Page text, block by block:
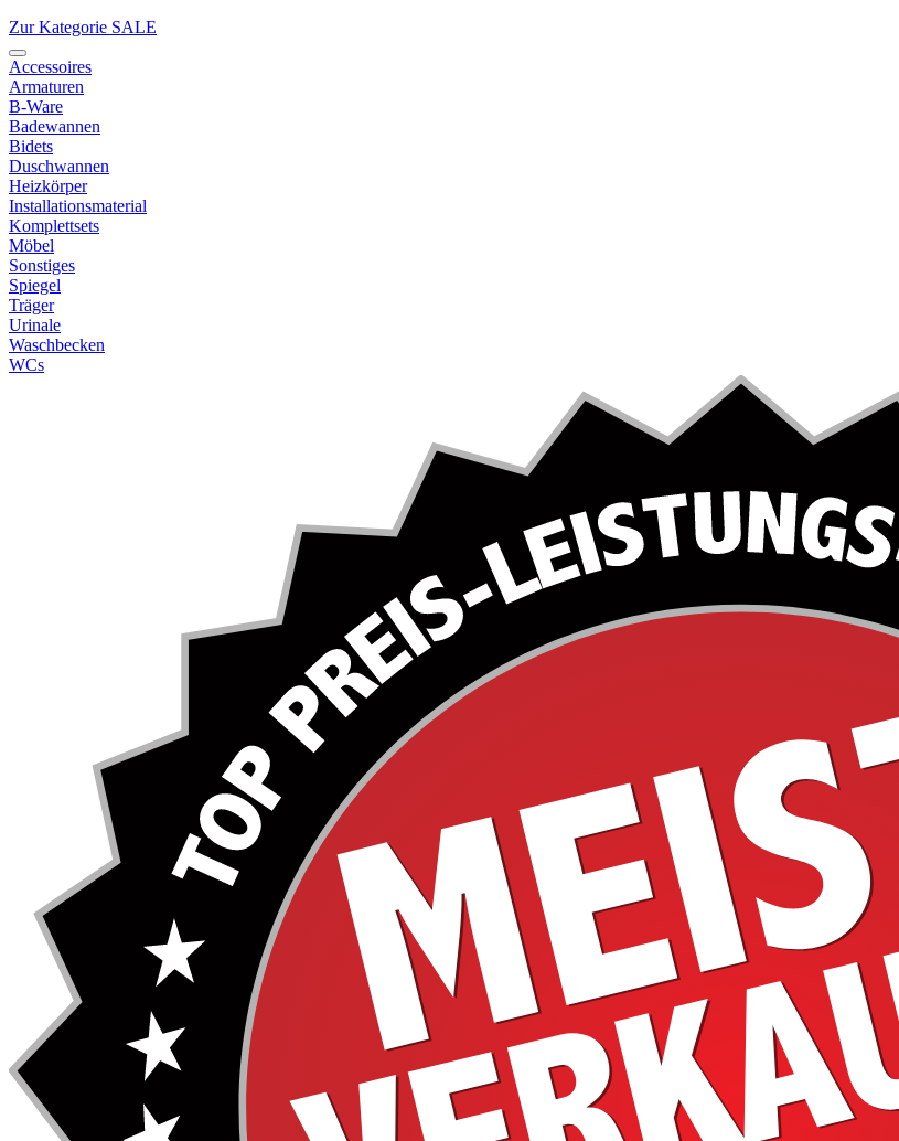
Zur Kategorie SALE
Accessoires
Armaturen
B-Ware
Badewannen
Bidets
Duschwannen
Heizkörper
Installationsmaterial
Komplettsets
Möbel
Sonstiges
Spiegel
Träger
Urinale
Waschbecken
WCs